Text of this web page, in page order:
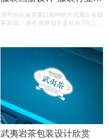
漂亮的衣服需要以独特的方式展示在顾
客面前。这本画册似乎是站在T台上进
以及模特所依附的服装的气场和位置。
因此，石特品牌设计总结出下面几点对
武夷岩茶包装设计欣赏